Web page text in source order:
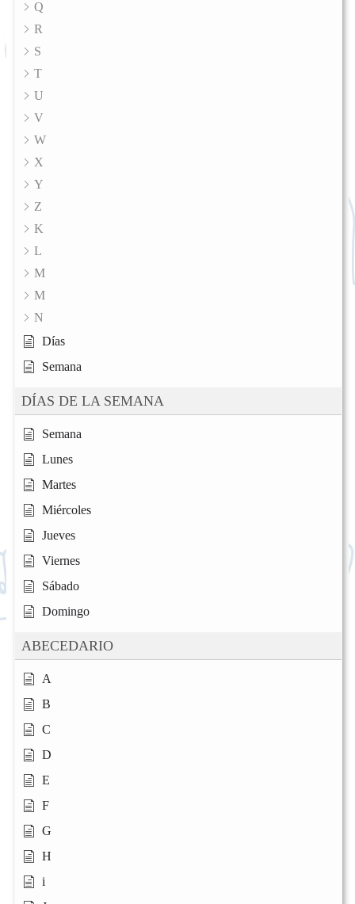
Q
R
S
T
U
V
W
X
Y
Z
K
L
M
M
N
Días
Semana
DÍAS DE LA SEMANA
Semana
Lunes
Martes
Miércoles
Jueves
Viernes
Sábado
Domingo
ABECEDARIO
A
B
C
D
E
F
G
H
i